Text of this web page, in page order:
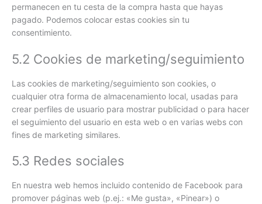
permanecen en tu cesta de la compra hasta que hayas
pagado. Podemos colocar estas cookies sin tu
consentimiento.
5.2 Cookies de marketing/seguimiento
Las cookies de marketing/seguimiento son cookies, o
cualquier otra forma de almacenamiento local, usadas para
crear perfiles de usuario para mostrar publicidad o para hacer
el seguimiento del usuario en esta web o en varias webs con
fines de marketing similares.
5.3 Redes sociales
En nuestra web hemos incluido contenido de Facebook para
promover páginas web (p.ej.: «Me gusta», «Pinear») o